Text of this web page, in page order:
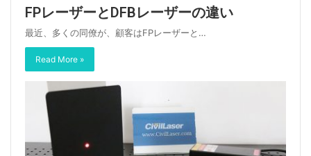
FPレーザーとDFBレーザーの違い
最近、多くの同僚が、顧客はFPレーザーと…
Read More »